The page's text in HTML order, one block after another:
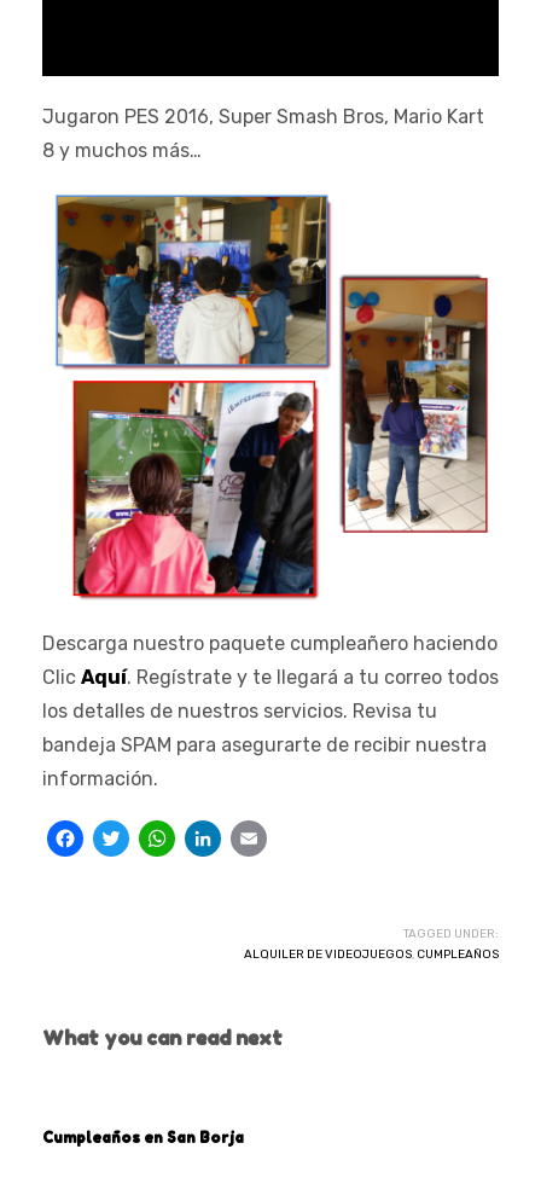
Jugaron PES 2016, Super Smash Bros, Mario Kart
8 y muchos más…
Descarga nuestro paquete cumpleañero haciendo
Clic Aquí. Regístrate y te llegará a tu correo todos
los detalles de nuestros servicios. Revisa tu
bandeja SPAM para asegurarte de recibir nuestra
información.
Facebook
Twitter
WhatsApp
LinkedIn
TAGGED UNDER:
ALQUILER DE VIDEOJUEGOS, CUMPLEAÑOS
What you can read next
Cumpleaños en San Borja